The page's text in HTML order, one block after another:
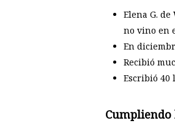
Elena G.
no vino en
En
Recibió
Escribió 40
Cumpliendo